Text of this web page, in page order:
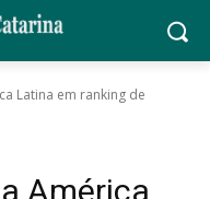
Latina em ranking de
América